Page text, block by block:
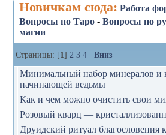
Новичкам сюда: Работа
Вопросы по Таро -Вопросы по
магии
Страницы: [1] 2 3 4 Вниз
Минимальный набор минералов и
начинающей ведьмы
Как и чем можно очистить свои
Розовый кварц —
Друидский ритуал благословения